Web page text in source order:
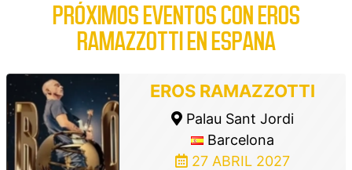
PRÓXIMOS EVENTOS CON EROS
RAMAZZOTTI EN ESPANA
EROS RAMAZZOTTI
Palau Sant Jordi
Barcelona
27 ABRIL 2027